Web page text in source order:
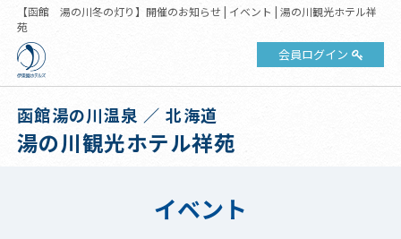
【函館 湯の川冬の灯り】開催のお知らせ | イベント | 湯の川観光ホテル祥
苑
会員ログイン
函館湯の川温泉 ／ 北海道
湯の川観光ホテル祥苑
イベント